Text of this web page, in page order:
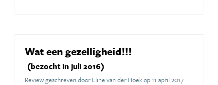
Wat een gezelligheid!!!
(bezocht in juli 2016)
Review geschreven door Eline van der Hoek op 11 april 2017